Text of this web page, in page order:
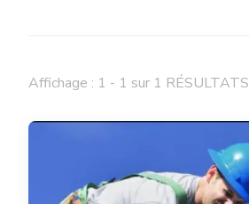
Affichage : 1 - 1 sur 1 RÉSULTATS